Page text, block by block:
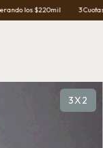
3 Cuotas Sin Interés
3X2